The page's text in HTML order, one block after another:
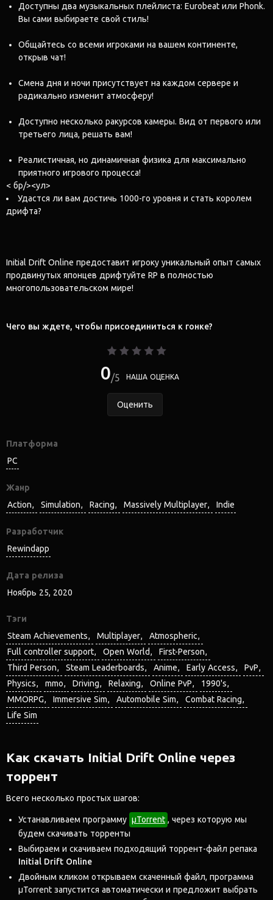
Доступны два музыкальных плейлиста: Eurobeat или Phonk.
Вы сами выбираете свой стиль!
Общайтесь со всеми игроками на вашем континенте,
открыв чат!
Смена дня и ночи присутствует на каждом сервере и
радикально изменит атмосферу!
Доступно несколько ракурсов камеры. Вид от первого или
третьего лица, решать вам!
Реалистичная, но динамичная физика для максимально
приятного игрового процесса!
< бр/><ул>
Удастся ли вам достичь 1000-го уровня и стать королем
дрифта?
Initial Drift Online предоставит игроку уникальный опыт самых
продвинутых японцев дрифтуйте RP в полностью
многопользовательском мире!
Чего вы ждете, чтобы присоединиться к гонке?
0 5 НАША ОЦЕНКА
Оценить
Платформа
PC
Жанр
Action
Simulation Racing Massively Multiplayer Indie
Разработчик
Rewindapp
Дата релиза
Ноябрь 25, 2020
Тэги
Steam Achievements
Multiplayer
Atmospheric
Full controller support
Open World
First-Person
Third Person
Steam Leaderboards Anime Early Access
PvP
Physics
mmo Driving Relaxing Online PvP
1990's
MMORPG
Immersive Sim Automobile Sim
Combat Racing
Life Sim
Как скачать Initial Drift Online через
торрент
Всего несколько простых шагов:
Устанавливаем программу μTorrent , через которую мы
будем скачивать торренты
Выбираем и скачиваем подходящий торрент-файл репака
Initial Drift Online
Двойным кликом открываем скаченный файл, программа
μTorrent запустится автоматически и предложит выбрать